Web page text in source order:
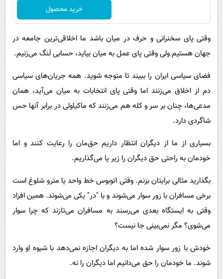
خرید محصول
وقتی پای سخنرانی و حرف در میان باشد ما اخلاقی‌ترین جامعه در
جهان هستیم ولی وقتی پای عمل به میان بیاید، حسابی لَنگ می‌زنیم.
فضای سیاسی ایران را ببیند تا متوجه شوید. همه جریان‌های سیاسی
دم از اخلاق می‌زنند اما وقتی پای انتخابات به میان می‌آید، همان
مدعی‌ها، چنان بر سر و کله هم می‌زنند که ماکیاولی در برابر آنها حس
شاگردی دارد.
بسیاری از ما از دیگران انتظار داریم حق‌مان را رعایت کنند و اما
خودمان به راحتی حق دیگران را زیر پا می‌گذاریم.
بگذارید مثالی برایتان بزنم. وقتی اتوبوس‌ خط واحد یا مترو شلوغ است
برخی مسافران با زور سوار می‌شوند و با "در" یکی می‌شوند. همین افراد
وقتی به ایستگاه بعدی می‌رسند به مسافران می‌تازند که چرا سوار
می‌شوی؟ مگر نمی‌بینی جا نیست؟
خودش با زور سوار شده اما به دیگران اجازه نمی‌دهد با شیوه او وارد
شوند. ما خودمان را حق می‌دانیم اما دیگران را نه.